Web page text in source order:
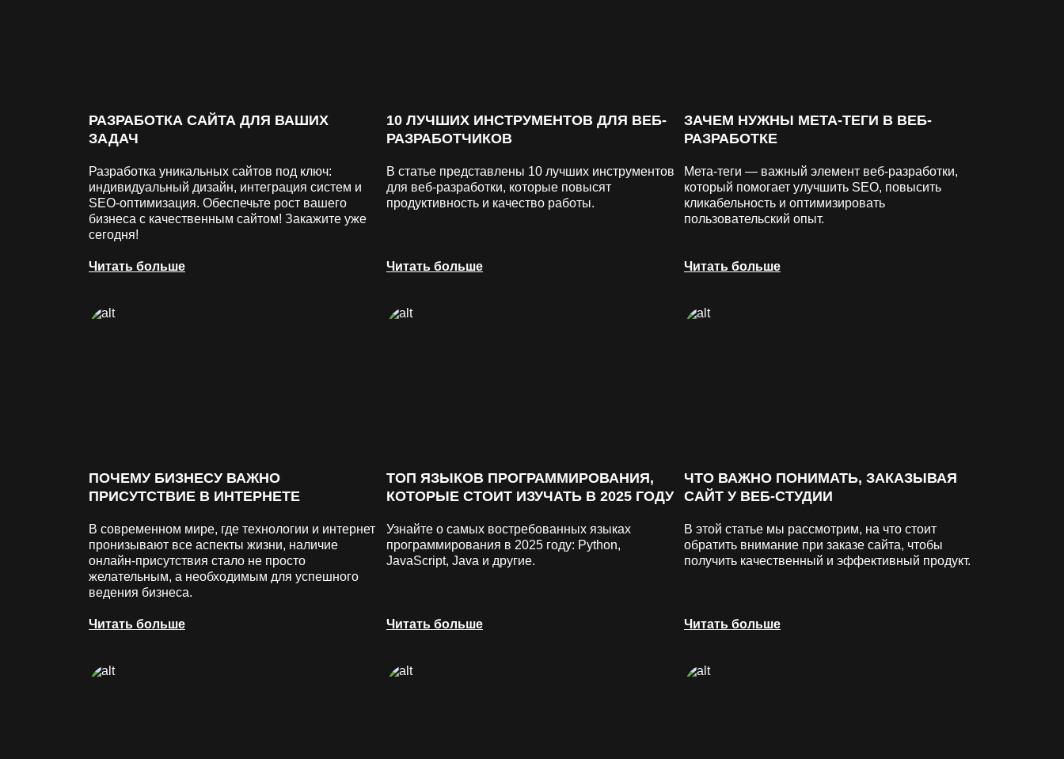
РАЗРАБОТКА САЙТА ДЛЯ ВАШИХ
ЗАДАЧ
Разработка уникальных сайтов под ключ:
индивидуальный дизайн, интеграция систем и
SEO-оптимизация. Обеспечьте рост вашего
бизнеса с качественным сайтом! Закажите уже
сегодня!
Читать больше
10 ЛУЧШИХ ИНСТРУМЕНТОВ ДЛЯ ВЕБ-
РАЗРАБОТЧИКОВ
В статье представлены 10 лучших инструментов
для веб-разработки, которые повысят
продуктивность и качество работы.
Читать больше
ЗАЧЕМ НУЖНЫ МЕТА-ТЕГИ В ВЕБ-
РАЗРАБОТКЕ
Мета-теги — важный элемент веб-разработки,
который помогает улучшить SEO, повысить
кликабельность и оптимизировать
пользовательский опыт.
Читать больше
ПОЧЕМУ БИЗНЕСУ ВАЖНО
ПРИСУТСТВИЕ В ИНТЕРНЕТЕ
В современном мире, где технологии и интернет
пронизывают все аспекты жизни, наличие
онлайн-присутствия стало не просто
желательным, а необходимым для успешного
ведения бизнеса.
Читать больше
ТОП ЯЗЫКОВ ПРОГРАММИРОВАНИЯ,
КОТОРЫЕ СТОИТ ИЗУЧАТЬ В 2025 ГОДУ
Узнайте о самых востребованных языках
программирования в 2025 году: Python,
JavaScript, Java и другие.
Читать больше
ЧТО ВАЖНО ПОНИМАТЬ, ЗАКАЗЫВАЯ
САЙТ У ВЕБ-СТУДИИ
В этой статье мы рассмотрим, на что стоит
обратить внимание при заказе сайта, чтобы
получить качественный и эффективный продукт.
Читать больше